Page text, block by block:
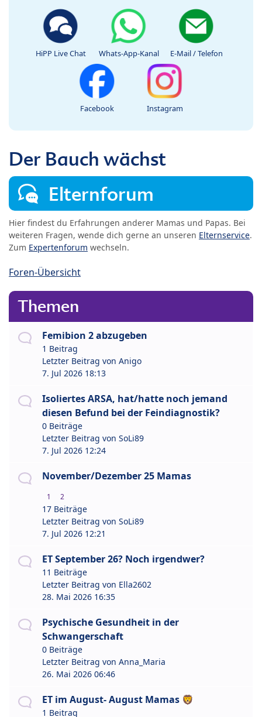
HiPP Live Chat Whats-App-Kanal E-Mail / Telefon
Facebook Instagram
Der Bauch wächst
Elternforum
Hier findest du Erfahrungen anderer Mamas und Papas. Bei
weiteren Fragen, wende dich gerne an unseren Elternservice.
Zum Expertenforum wechseln.
Foren-Übersicht
Themen
Femibion 2 abzugeben
1 Beitrag
Letzter Beitrag von Anigo
7. Jul 2026 18:13
Isoliertes ARSA, hat/hatte noch jemand
diesen Befund bei der Feindiagnostik?
0 Beiträge
Letzter Beitrag von SoLi89
7. Jul 2026 12:24
November/Dezember 25 Mamas
1 2
17 Beiträge
Letzter Beitrag von SoLi89
7. Jul 2026 12:21
ET September 26? Noch irgendwer?
11 Beiträge
Letzter Beitrag von Ella2602
28. Mai 2026 16:35
Psychische Gesundheit in der
Schwangerschaft
0 Beiträge
Letzter Beitrag von Anna_Maria
26. Mai 2026 06:46
ET im August- August Mamas 🦁
1 Beitrag